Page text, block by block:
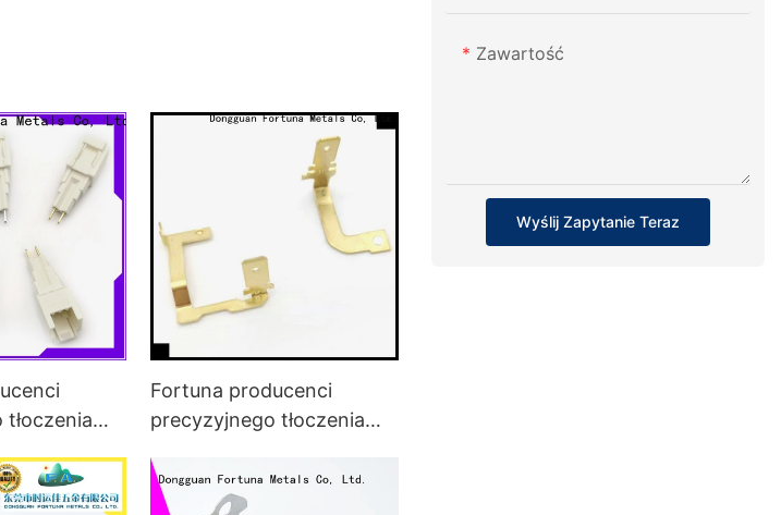
Fortuna producenci
precyzyjnego tłoczenia
przewodzenia,
Zawartość
Wyślij Zapytanie Teraz